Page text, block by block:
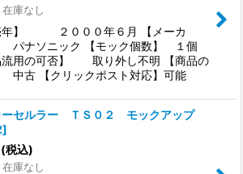
庫なし
年】 ２０００年６月 【メーカ
ナソニック 【モック個数】 １個
流用の可否】 取り外し不明 【商品の
中古 【クリックポスト対応】可能
ーセルラー ＴＳ０２ モックアップ
]
(税込)
庫なし